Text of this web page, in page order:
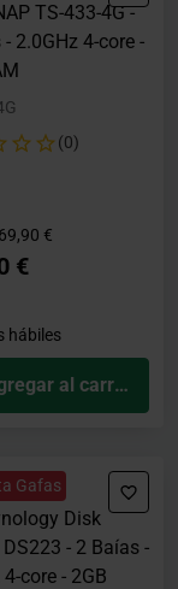
TS-433-4G -
2.0GHz 4-core -
(0)
rebajado desde
€
€
hábiles
al carrito
Gafas
Disk
- 2 Baías -
core - 2GB